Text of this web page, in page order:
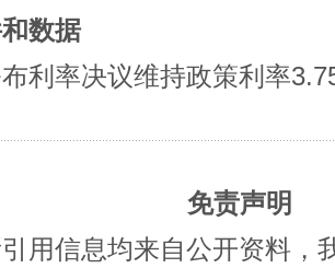
数据
利率决议维持政策利率
免责声明
用信息均来自公开资料，